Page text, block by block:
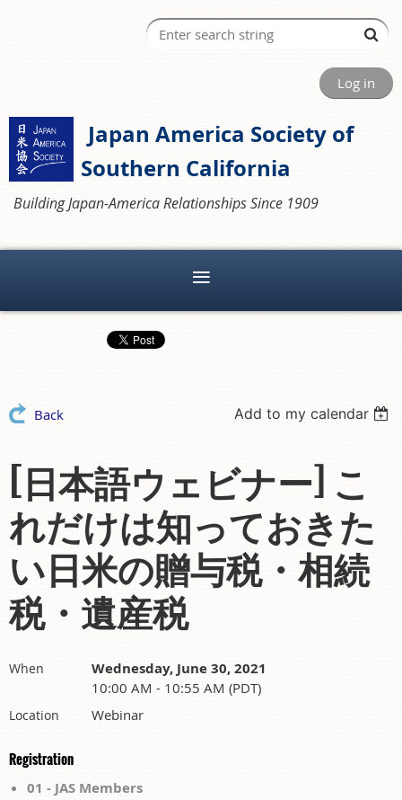
Log in
Japan America Society of
Southern California
Building Japan-America Relationships Since 1909
Back Add to my calendar
[日本語ウェビナー] こ
れだけは知っておきた
い日米の贈与税・相続
税・遺産税
When Wednesday, June 30, 2021
10:00 AM - 10:55 AM (PDT)
Location Webinar
Registration
01 - JAS Members